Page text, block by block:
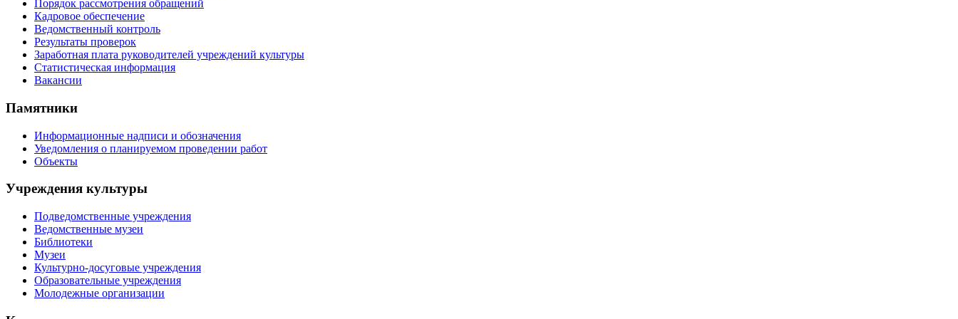
Порядок рассмотрения обращений
Кадровое обеспечение
Ведомственный контроль
Результаты проверок
Заработная плата руководителей учреждений культуры
Статистическая информация
Вакансии
Памятники
Информационные надписи и обозначения
Уведомления о планируемом проведении работ
Объекты
Учреждения культуры
Подведомственные учреждения
Ведомственные музеи
Библиотеки
Музеи
Культурно-досуговые учреждения
Образовательные учреждения
Молодежные организации